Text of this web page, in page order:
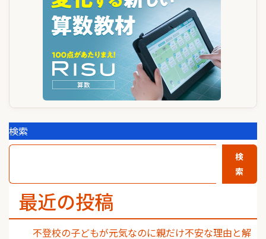
検索
検
索
最近の投稿
不登校の子どもが元気なのに親だけ不安な理由と解